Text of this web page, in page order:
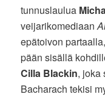
tunnuslaulua
veijarikomediaan
epätoivon
pään sisällä
Cilla Blackin, joka
Bacharach tekisi